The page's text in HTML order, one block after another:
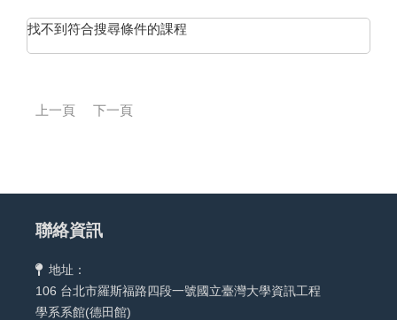
找不到符合搜尋條件的課程
上一頁 下一頁
聯絡資訊
地址：
106 台北市羅斯福路四段一號國立臺灣大學資訊工程
學系系館(德田館)